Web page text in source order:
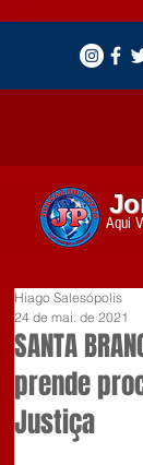
Aqui
SANTA
prende
Justiça
Hiago Salesópolis
24 de mai. de 2021